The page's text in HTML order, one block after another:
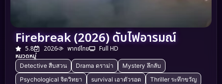
Firebreak (2026) ดับไฟอารมณ์
5.8 2026 พากย์ไทย
Full HD
หมวดหมู่
Detective สืบสวน Drama ดราม่า
Mystery ลึกลับ
Psychological จิตวิทยา
survival เอาตัวรอด
Thriller ระทึกขวัญ